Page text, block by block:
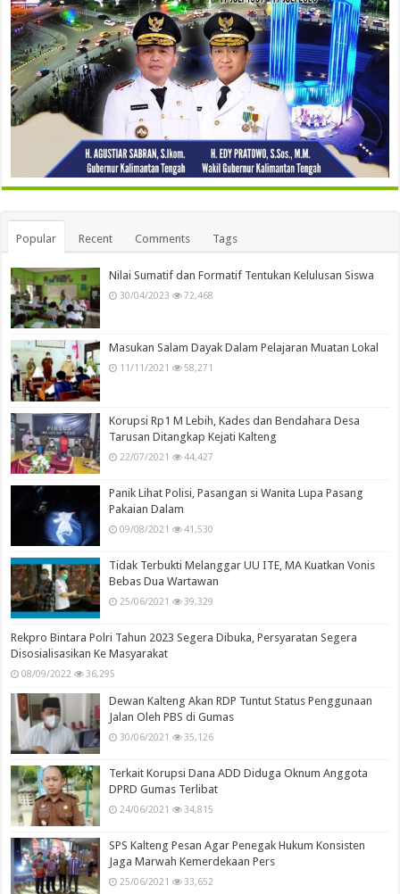
Popular Recent Comments Tags
Nilai Sumatif dan Formatif Tentukan Kelulusan Siswa
30/04/2023 72,468
Masukan Salam Dayak Dalam Pelajaran Muatan Lokal
11/11/2021 58,271
Korupsi Rp1 M Lebih, Kades dan Bendahara Desa
Tarusan Ditangkap Kejati Kalteng
22/07/2021 44,427
Panik Lihat Polisi, Pasangan si Wanita Lupa Pasang
Pakaian Dalam
09/08/2021 41,530
Tidak Terbukti Melanggar UU ITE, MA Kuatkan Vonis
Bebas Dua Wartawan
25/06/2021 39,329
Rekpro Bintara Polri Tahun 2023 Segera Dibuka, Persyaratan Segera
Disosialisasikan Ke Masyarakat
08/09/2022 36,295
Dewan Kalteng Akan RDP Tuntut Status Penggunaan
Jalan Oleh PBS di Gumas
30/06/2021 35,126
Terkait Korupsi Dana ADD Diduga Oknum Anggota
DPRD Gumas Terlibat
24/06/2021 34,815
SPS Kalteng Pesan Agar Penegak Hukum Konsisten
Jaga Marwah Kemerdekaan Pers
25/06/2021 33,652